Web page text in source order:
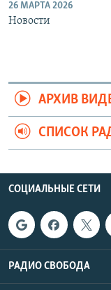
26 МАРТА 2026
Новости
АРХИВ
СПИСОК
СОЦИАЛЬНЫЕ СЕТИ
РАДИО СВОБОДА